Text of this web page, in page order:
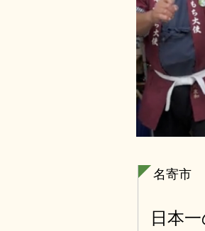
名寄市
日本